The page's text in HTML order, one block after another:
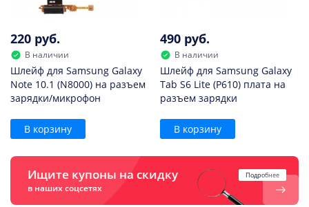
220 руб.
В наличии
Шлейф для Samsung Galaxy
Note 10.1 (N8000) на разъем
зарядки/микрофон
В корзину
490 руб.
В наличии
Шлейф для Samsung Galaxy
Tab S6 Lite (P610) плата на
разъем зарядки
В корзину
Ищите купоны на скидку
в наших соцсетях
Подробнее